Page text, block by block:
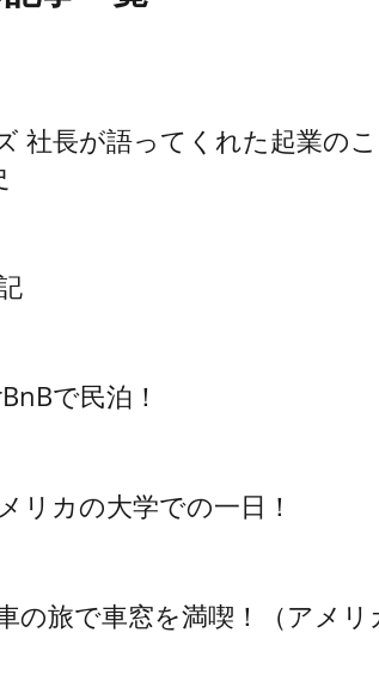
社長が語ってくれた起業の
で民泊！
リカの大学での一日！
旅で車窓を満喫！（アメリ